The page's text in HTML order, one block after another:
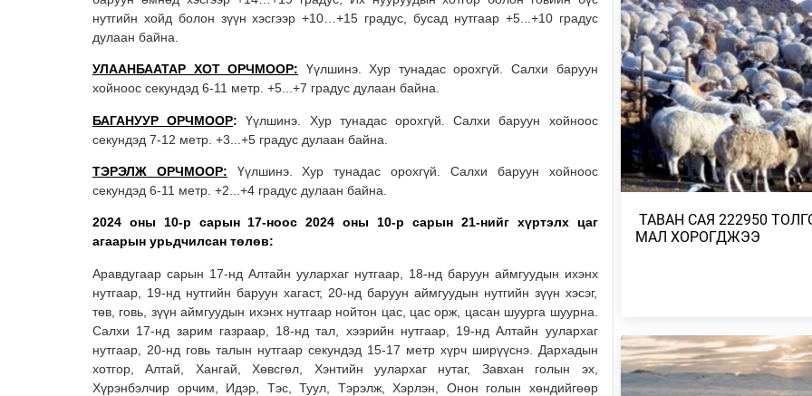
нутгийн хойд болон зүүн хэсгээр +10…+15 градус, бусад нутгаар +5...+10 градус
дулаан байна.
УЛААНБААТАР ХОТ ОРЧМООР: Үүлшинэ. Хур тунадас орохгүй. Салхи баруун
хойноос секундэд 6-11 метр. +5...+7 градус дулаан байна.
БАГАНУУР ОРЧМООР: Үүлшинэ. Хур тунадас орохгүй. Салхи баруун хойноос
секундэд 7-12 метр. +3...+5 градус дулаан байна.
ТЭРЭЛЖ ОРЧМООР: Үүлшинэ. Хур тунадас орохгүй. Салхи баруун хойноос
секундэд 6-11 метр. +2...+4 градус дулаан байна.
2024 оны 10-р сарын 17-ноос 2024 оны 10-р сарын 21-нийг хүртэлх цаг
агаарын урьдчилсан төлөв:
Аравдугаар сарын 17-нд Алтайн уулархаг нутгаар, 18-нд баруун аймгуудын ихэнх
нутгаар, 19-нд нутгийн баруун хагаст, 20-нд баруун аймгуудын нутгийн зүүн хэсэг,
төв, говь, зүүн аймгуудын ихэнх нутгаар нойтон цас, цас орж, цасан шуурга шуурна.
Салхи 17-нд зарим газраар, 18-нд тал, хээрийн нутгаар, 19-нд Алтайн уулархаг
нутгаар, 20-нд говь талын нутгаар секундэд 15-17 метр хүрч ширүүснэ. Дархадын
хотгор, Алтай, Хангай, Хөвсгөл, Хэнтийн уулархаг нутаг, Завхан голын эх,
Хүрэнбэлчир орчим, Идэр, Тэс, Туул, Тэрэлж, Хэрлэн, Онон голын хөндийгөөр
ААДАР…
Өчигдөр
НИЙТИЙН АЛБАН ТУШААЛТНЫ
БУС ХӨРӨНГИЙГ ХУРААХ
ТӨСӨЛ БОЛОВ…
2026/08/04
ЭХ БАЙГАЛЬ, ГАЗАР ШОРОО
ШИМИЙГ НЬ ХҮРТЭХ КОП17
МОНГОЛБАНК 7 ДУГААР САРД
ЗОХИОН БАЙГУУЛЖ,
АСУУЛТЫГ ЕРӨН…
2026/08/04
ТАВАН САЯ 222950
МАЛ ХОРОГДЖЭЭ